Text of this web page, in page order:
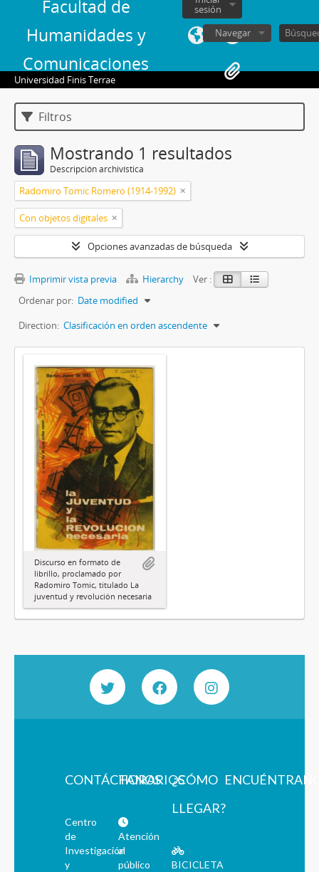
Facultad de
Humanidades y
Comunicaciones
sesión
Navegar
Universidad Finis Terrae
Filtros
Mostrando 1 resultados
Descripción archivística
Radomiro Tomic Romero (1914-1992)
Con objetos digitales
Opciones avanzadas de búsqueda
Imprimir vista previa Hierarchy
Ver :
Ordenar por: Date modified
Direction: Clasificación en orden ascendente
Discurso en formato de
librillo, proclamado por
Radomiro Tomic, titulado La
juventud y revolución necesaria
CONTÁCTANOS
Centro
de
Investigación
y
HORARIOS
Atención
al
público
¿CÓMO
LLEGAR?
BICICLETA